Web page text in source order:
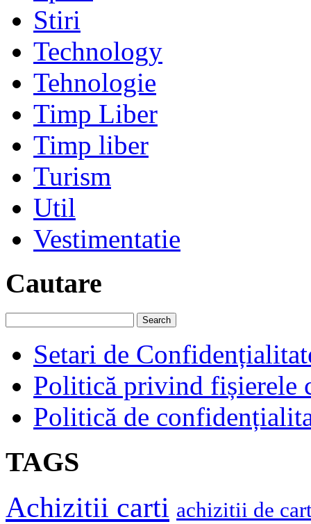
Stiri
Technology
Tehnologie
Timp Liber
Timp liber
Turism
Util
Vestimentatie
Cautare
Setari de
Politică privind fișierele
Politică de
TAGS
Achizitii carti achizitii de